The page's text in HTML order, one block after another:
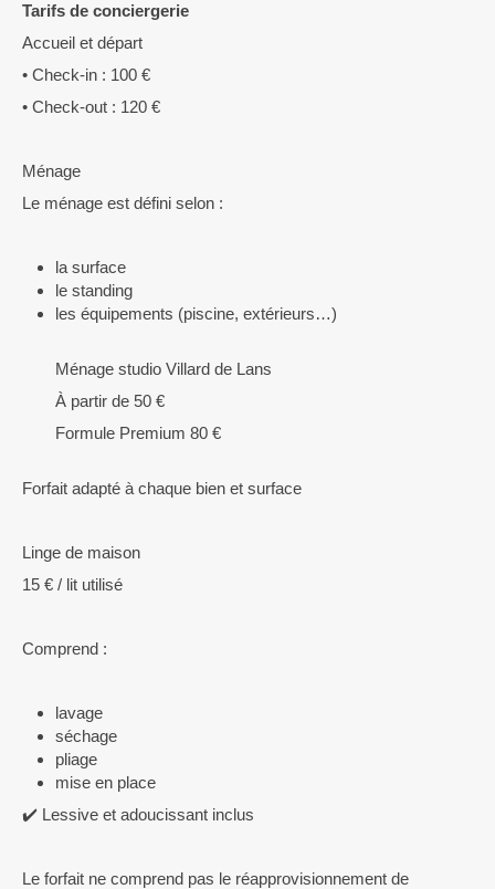
Tarifs de conciergerie
Accueil et départ
• Check-in : 100 €
• Check-out : 120 €
Ménage
Le ménage est défini selon :
la surface
le standing
les équipements (piscine, extérieurs…)
Ménage studio Villard de Lans
À partir de 50 €
Formule Premium 80 €
Forfait adapté à chaque bien et surface
Linge de maison
15 € / lit utilisé
Comprend :
lavage
séchage
pliage
mise en place
✔️ Lessive et adoucissant inclus
Le forfait ne comprend pas le réapprovisionnement de